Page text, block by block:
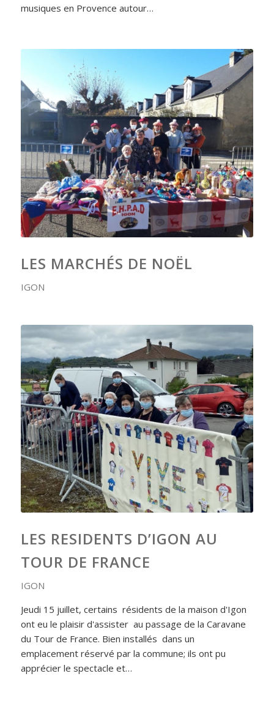
musiques en Provence autour…
LES MARCHÉS DE NOËL
IGON
LES RESIDENTS D’IGON AU
TOUR DE FRANCE
IGON
Jeudi 15 juillet, certains résidents de la maison d'Igon
ont eu le plaisir d'assister au passage de la Caravane
du Tour de France. Bien installés dans un
emplacement réservé par la commune; ils ont pu
apprécier le spectacle et…